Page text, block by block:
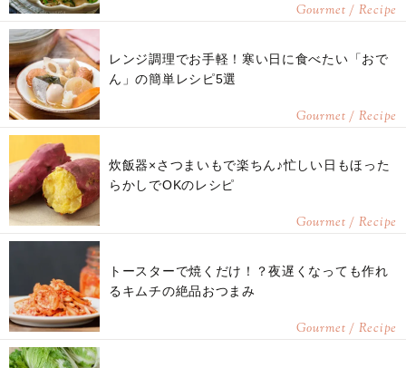
Gourmet / Recipe
レンジ調理でお手軽！寒い日に食べたい「おで
ん」の簡単レシピ5選
Gourmet / Recipe
炊飯器×さつまいもで楽ちん♪忙しい日もほった
らかしでOKのレシピ
Gourmet / Recipe
トースターで焼くだけ！？夜遅くなっても作れ
るキムチの絶品おつまみ
Gourmet / Recipe